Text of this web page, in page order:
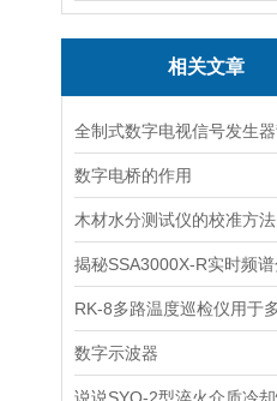
相关文章
数字电桥的作用
木材水分测试仪的校准方法
数字示波器